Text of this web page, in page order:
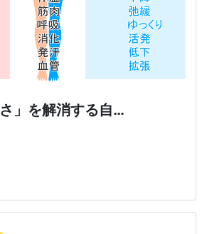
」を解消する自…